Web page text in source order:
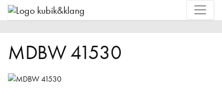
MDBW 41530